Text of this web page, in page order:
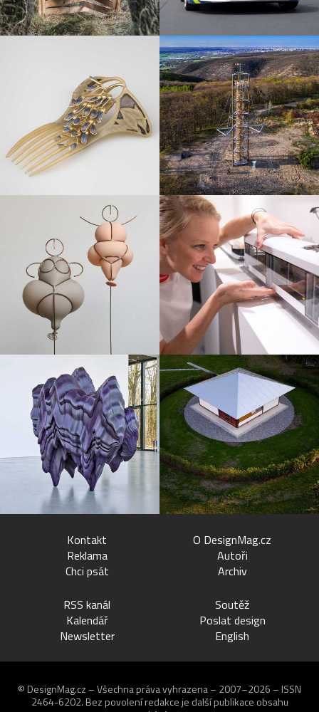
Kontakt
Reklama
Chci psát
O DesignMag.cz
Autoři
Archiv
RSS kanál
Kalendář
Newsletter
Soutěž
Poslat design
English
© DesignMag.cz – Všechna práva vyhrazena – 2007–2026 – ISSN
2464-6202. Bez povolení redakce je další publikace obsahu